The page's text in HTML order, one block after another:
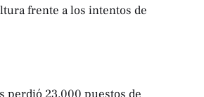
frente a los intentos de
perdió 23,000 puestos de